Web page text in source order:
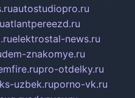
autostudiopro.ru
atlantpereezd.ru
elektrostal-news.ru
znakomye.ru
pro-otdelky.ru
uzbek.ruporno-vk.ru